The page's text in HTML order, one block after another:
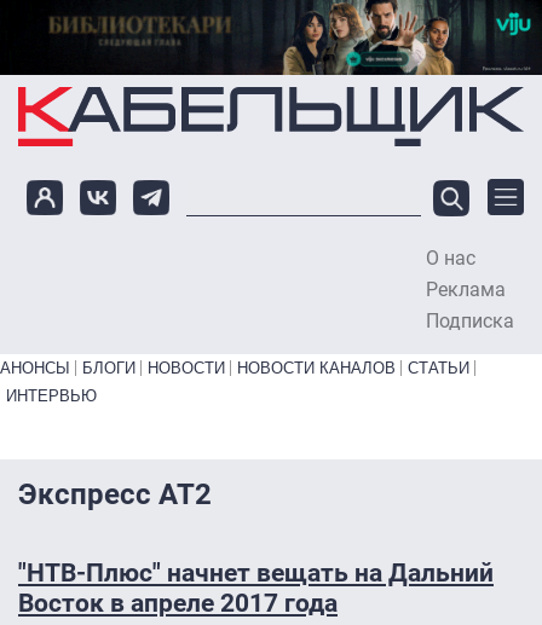
Перейти к основному содержанию
О нас
Реклама
Подписка
Primary links bottom
АНОНСЫ БЛОГИ НОВОСТИ НОВОСТИ КАНАЛОВ
СТАТЬИ
ИНТЕРВЬЮ
Экспресс АТ2
"НТВ-Плюс" начнет вещать на Дальний
Восток в апреле 2017 года